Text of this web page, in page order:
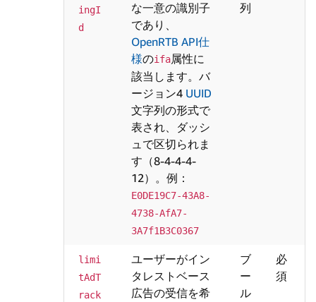
ingI
d
な一意の識別子
であり、
OpenRTB API仕
様のifa属性に
該当します。バ
ージョン4 UUID
文字列の形式で
表され、ダッシ
ュで区切られま
す（8-4-4-4-
12）。例：
E0DE19C7-43A8-
4738-AfA7-
3A7f1B3C0367
列
limi
tAdT
rack
ユーザーがイン
タレストベース
広告の受信を希
ブ
ー
ル
必
須